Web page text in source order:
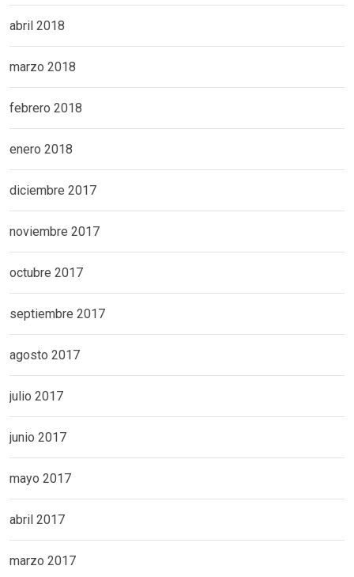
abril 2018
marzo 2018
febrero 2018
enero 2018
diciembre 2017
noviembre 2017
octubre 2017
septiembre 2017
agosto 2017
julio 2017
junio 2017
mayo 2017
abril 2017
marzo 2017